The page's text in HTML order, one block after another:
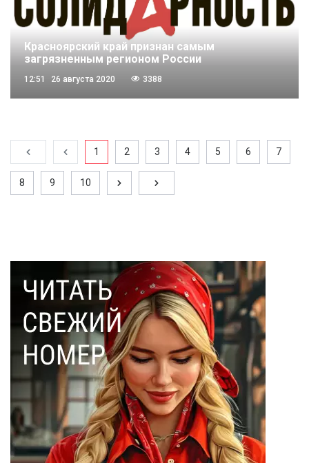
Красноярский край признан самым
загрязненным регионом России
12:51 26 августа 2020 3388
1 2 3 4 5 6 7
8 9 10